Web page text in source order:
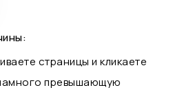
страницы и кликаете
превышающую